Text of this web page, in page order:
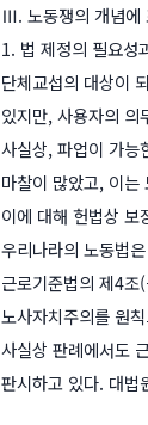
Ⅲ. 노동쟁의 개념에
1. 법 제정의 필요성
단체교섭의 대상이
있지만, 사용자의 의
사실상, 파업이 가능
마찰이 많았고, 이는
이에 대해 헌법상 보
우리나라의 노동법
근로기준법의 제4
노사자치주의를 원
사실상 판례에서도
판시하고 있다. 대